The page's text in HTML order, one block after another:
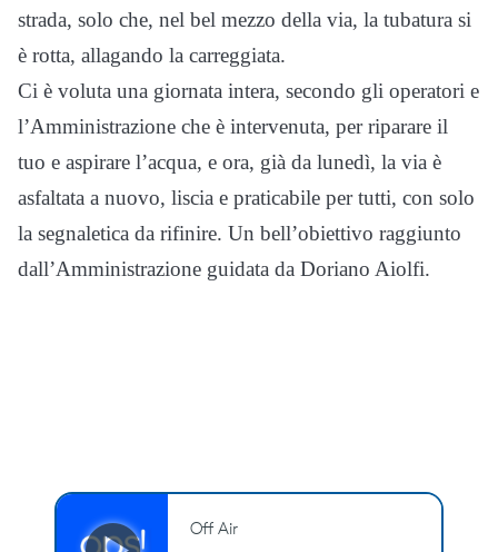
strada, solo che, nel bel mezzo della via, la tubatura si
è rotta, allagando la carreggiata.
Ci è voluta una giornata intera, secondo gli operatori e
l’Amministrazione che è intervenuta, per riparare il
tuo e aspirare l’acqua, e ora, già da lunedì, la via è
asfaltata a nuovo, liscia e praticabile per tutti, con solo
la segnaletica da rifinire. Un bell’obiettivo raggiunto
dall’Amministrazione guidata da Doriano Aiolfi.